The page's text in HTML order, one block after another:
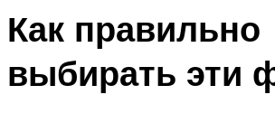
Как правильно
выбирать эти